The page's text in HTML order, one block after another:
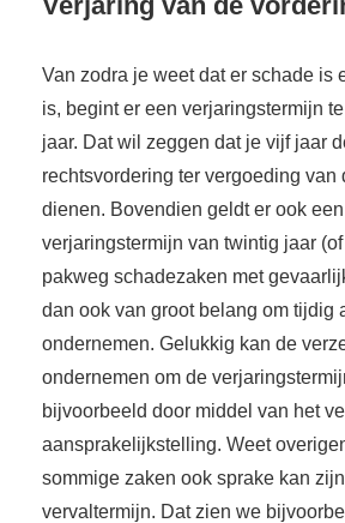
Van zodra je weet dat er schade is
is, begint er een verjaringstermijn
jaar. Dat wil zeggen dat je vijf jaar
rechtsvordering ter vergoeding van
dienen. Bovendien geldt er ook
verjaringstermijn van twintig jaar
pakweg schadezaken met
dan ook van groot belang om tijdig
ondernemen. Gelukkig kan de
ondernemen om de
bijvoorbeeld door middel van het
aansprakelijkstelling. Weet
sommige zaken ook sprake kan
vervaltermijn. Dat zien we